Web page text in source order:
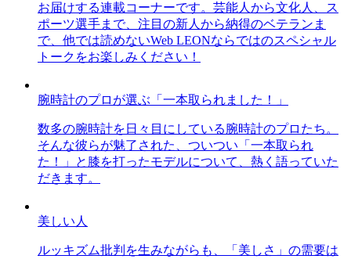
お届けする連載コーナーです。芸能人から文化人、ス
ポーツ選手まで、注目の新人から納得のベテランま
で、他では読めないWeb LEONならではのスペシャル
トークをお楽しみください！
腕時計のプロが選ぶ「一本取られました！」
数多の腕時計を日々目にしている腕時計のプロたち。
そんな彼らが魅了された、ついつい「一本取られ
た！」と膝を打ったモデルについて、熱く語っていた
だきます。
美しい人
ルッキズム批判を生みながらも、「美しさ」の需要は